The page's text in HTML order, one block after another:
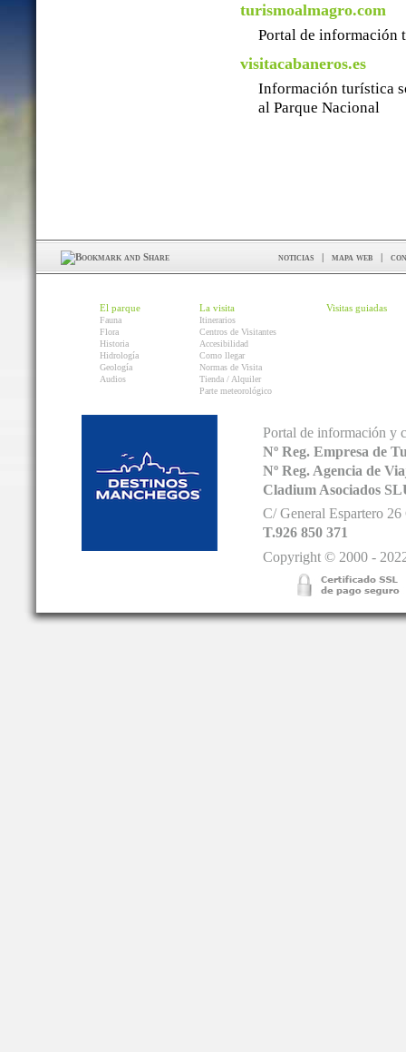
turismoalmagro.com
Portal de información
visitacabaneros.es
Información turística
al Parque Nacional
noticias | mapa web |
El parque
Fauna
Flora
Historia
Hidrología
Geología
Audios
La visita
Itinerarios
Centros de Visitantes
Accesibilidad
Como llegar
Normas de Visita
Tienda / Alquiler
Parte meteorológico
Visitas guiadas
Portal de información y
Nº Reg. Empresa de
Nº Reg. Agencia de
Cladium Asociados
C/ General Espartero
T.926 850 371
Copyright © 2000 -